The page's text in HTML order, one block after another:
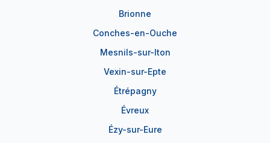
Brionne
Conches-en-Ouche
Mesnils-sur-Iton
Vexin-sur-Epte
Étrépagny
Évreux
Ézy-sur-Eure